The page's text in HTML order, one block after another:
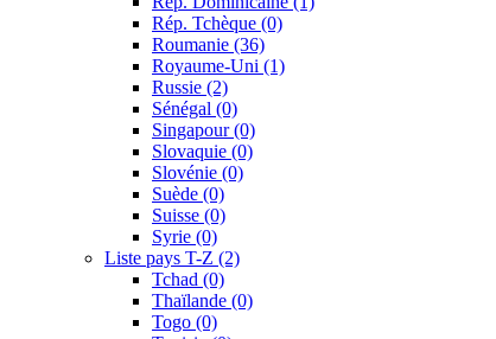
Rép. Tchèque (0)
Roumanie (36)
Royaume-Uni (1)
Russie (2)
Sénégal (0)
Singapour(0)
Slovaquie (0)
Slovénie (0)
Suède (0)
Suisse (0)
Syrie (0)
Liste pays T-Z (2)
Tchad (0)
Thaïlande (0)
Togo (0)